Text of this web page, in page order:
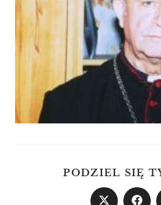
PODZIEL SIĘ